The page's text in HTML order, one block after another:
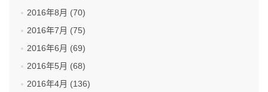
2016年8月 (70)
2016年7月 (75)
2016年6月 (69)
2016年5月 (68)
2016年4月 (136)